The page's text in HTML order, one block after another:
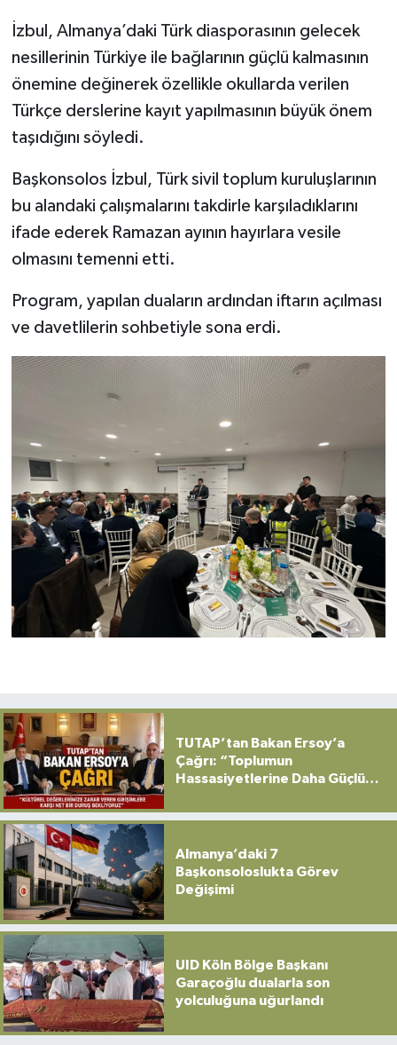
İzbul, Almanya’daki Türk diasporasının gelecek
nesillerinin Türkiye ile bağlarının güçlü kalmasının
önemine değinerek özellikle okullarda verilen
Türkçe derslerine kayıt yapılmasının büyük önem
taşıdığını söyledi.
Başkonsolos İzbul, Türk sivil toplum kuruluşlarının
bu alandaki çalışmalarını takdirle karşıladıklarını
ifade ederek Ramazan ayının hayırlara vesile
olmasını temenni etti.
Program, yapılan duaların ardından iftarın açılması
ve davetlilerin sohbetiyle sona erdi.
TUTAP’tan Bakan Ersoy’a
Çağrı: “Toplumun
Hassasiyetlerine Daha Güçlü
Almanya’daki 7
Başkonsoloslukta Görev
Değişimi
UID Köln Bölge Başkanı
Garaçoğlu dualarla son
yolculuğuna uğurlandı